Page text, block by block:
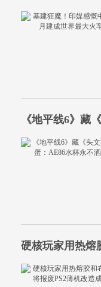
《地平线6》藏
硬核玩家用热熔